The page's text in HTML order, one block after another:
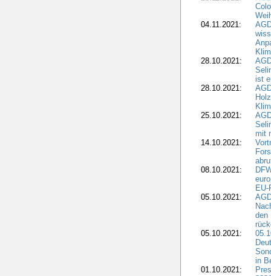
04.11.2021:
28.10.2021:
ist
28.10.2021:
25.10.2021:
mit
14.10.2021:
08.10.2021:
05.10.2021:
den
05.10.2021:
in
01.10.2021: